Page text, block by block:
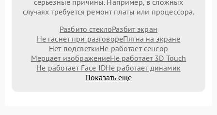
случаях требуется ремонт платы или процессора.
Разбито стеклоРазбит экран
Не гаснет при разговореПятна на экране
Нет подсветкиНе работает сенсор
Мерцает изображениеНе работает 3D Touch
Не работает Face IDНе работает динамик
Показать еще